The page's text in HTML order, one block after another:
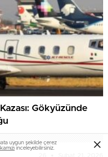
Gökyüzünde
uygun şekilde çerez
inceleyebilirsiniz.